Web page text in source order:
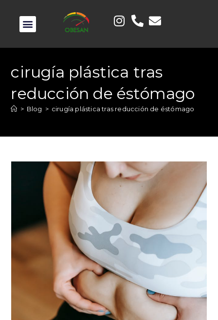
cirugía plástica tras
reducción de éstómago
> Blog > cirugía plástica tras reducción de éstómago